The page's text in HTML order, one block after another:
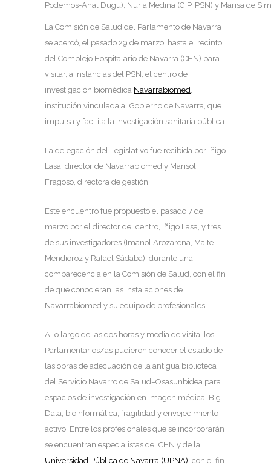
Podemos-Ahal Dugu), Nuria Medina (G.P. PSN) y Marisa de
La Comisión de Salud del Parlamento de Navarra
se acercó, el pasado 29 de marzo, hasta el recinto
del Complejo Hospitalario de Navarra (CHN) para
visitar, a instancias del PSN, el centro de
investigación biomédica Navarrabiomed,
institución vinculada al Gobierno de Navarra, que
impulsa y facilita la investigación sanitaria pública.
La delegación del Legislativo fue recibida por Iñigo
Lasa, director de Navarrabiomed y Marisol
Fragoso, directora de gestión.
Este encuentro fue propuesto el pasado 7 de
marzo por el director del centro, Iñigo Lasa, y tres
de sus investigadores (Imanol Arozarena, Maite
Mendioroz y Rafael Sádaba), durante una
comparecencia en la Comisión de Salud, con el fin
de que conocieran las instalaciones de
Navarrabiomed y su equipo de profesionales.
A lo largo de las dos horas y media de visita, los
Parlamentarios/as pudieron conocer el estado de
las obras de adecuación de la antigua biblioteca
del Servicio Navarro de Salud–Osasunbidea para
espacios de investigación en imagen médica, Big
Data, bioinformática, fragilidad y envejecimiento
activo. Entre los profesionales que se incorporarán
se encuentran especialistas del CHN y de la
Universidad Pública de Navarra (UPNA), con el fin